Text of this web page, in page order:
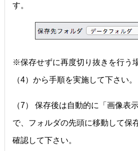
す。
※保存せずに再度切り抜きを行う
（4）から手順を実施して下さい。
（7） 保存後は自動的に「画像表
で、フォルダの先頭に移動して保
確認して下さい。